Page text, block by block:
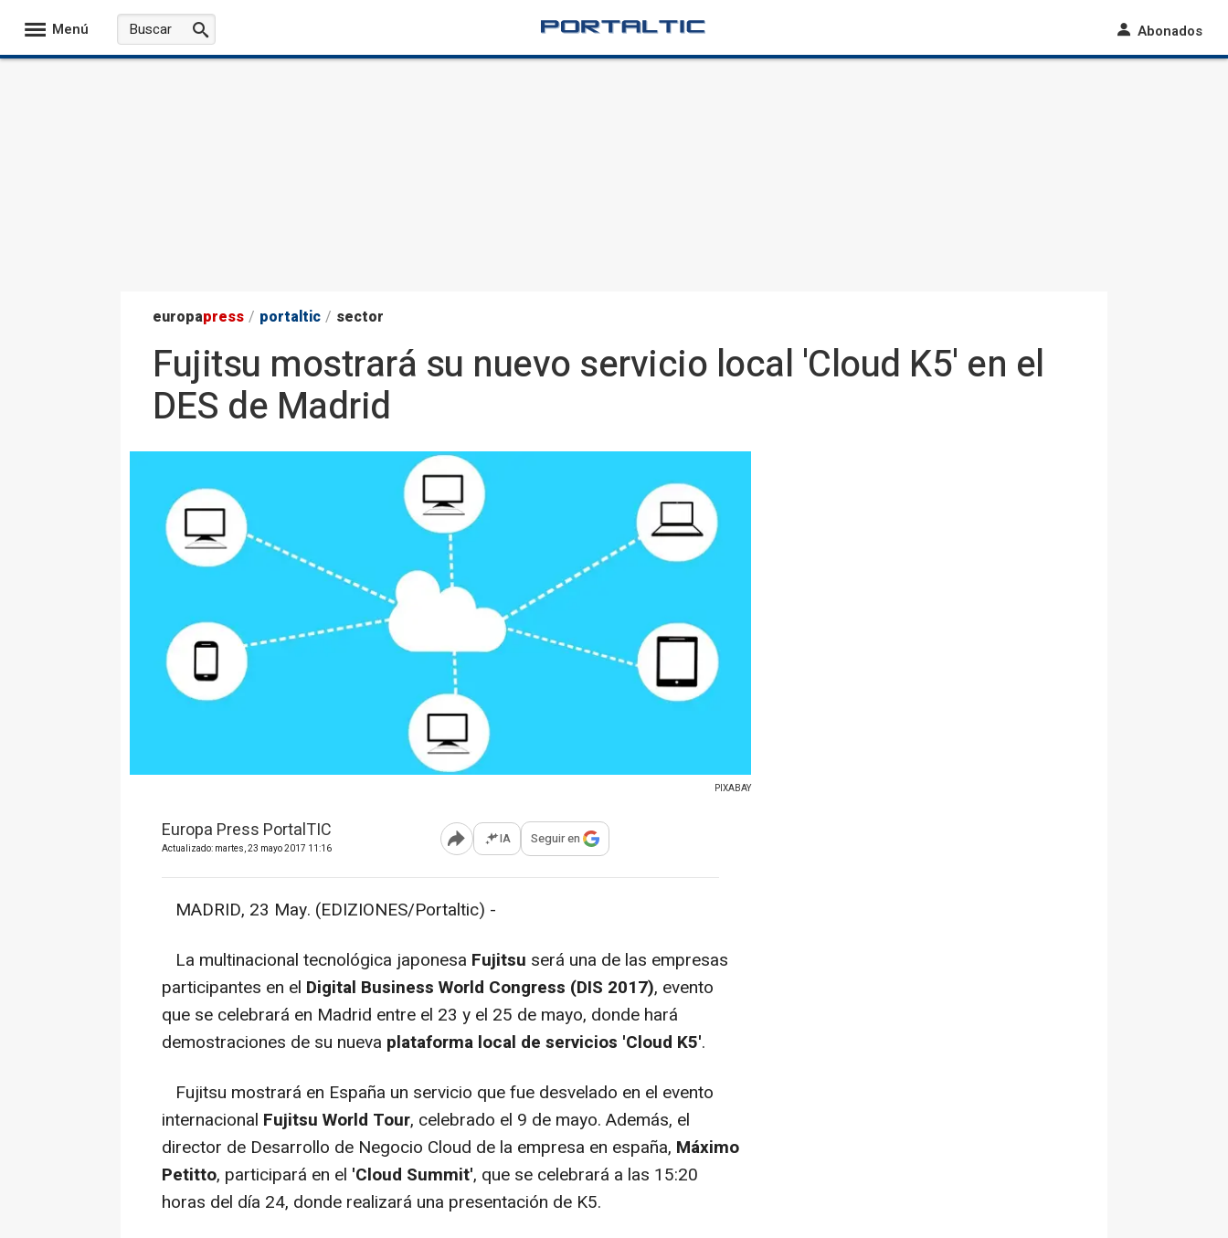
Menú Abonados
europapress / portaltic / sector
Fujitsu mostrará su nuevo servicio local 'Cloud K5' en el
DES de Madrid
PIXABAY
Europa Press PortalTIC
Actualizado: martes, 23 mayo 2017 11:16 Abrir opciones para compartir
IA Seguir en
MADRID, 23 May. (EDIZIONES/Portaltic) -
La multinacional tecnológica japonesa Fujitsu será una de las empresas
participantes en el Digital Business World Congress (DIS 2017), evento
que se celebrará en Madrid entre el 23 y el 25 de mayo, donde hará
demostraciones de su nueva plataforma local de servicios 'Cloud K5'.
Fujitsu mostrará en España un servicio que fue desvelado en el evento
internacional Fujitsu World Tour, celebrado el 9 de mayo. Además, el
director de Desarrollo de Negocio Cloud de la empresa en españa, Máximo
Petitto, participará en el 'Cloud Summit', que se celebrará a las 15:20
horas del día 24, donde realizará una presentación de K5.